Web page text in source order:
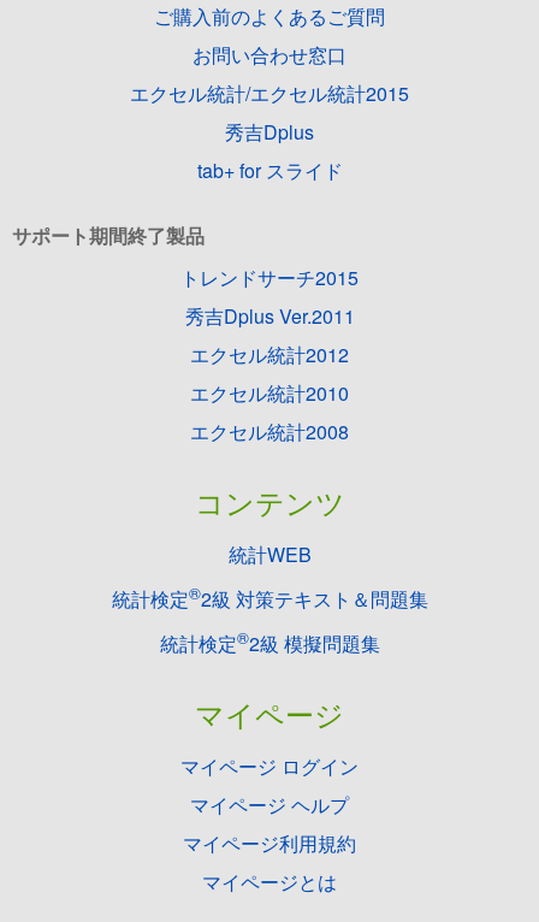
ご購入前のよくあるご質問
お問い合わせ窓口
エクセル統計/エクセル統計2015
秀吉Dplus
tab+ for スライド
サポート期間終了製品
トレンドサーチ2015
秀吉Dplus Ver.2011
エクセル統計2012
エクセル統計2010
エクセル統計2008
コンテンツ
統計WEB
統計検定®2級 対策テキスト＆問題集
統計検定®2級 模擬問題集
マイページ
マイページ ログイン
マイページ ヘルプ
マイページ利用規約
マイページとは